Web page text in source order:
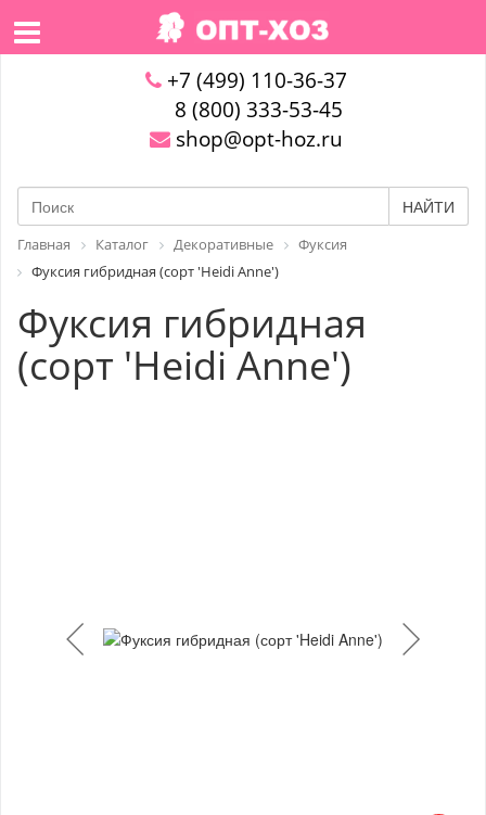
+7 (499) 110-36-37
8 (800) 333-53-45
shop@opt-hoz.ru
НАЙТИ
Главная Каталог Декоративные
Фуксия
Фуксия гибридная (сорт 'Heidi Anne')
Фуксия гибридная
(сорт 'Heidi Anne')